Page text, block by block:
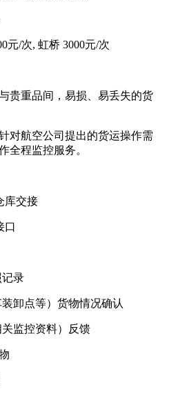
, 虹桥 3000元/次
贵重品间，易损、易丢失的货
对航空公司提出的货运操作需
全程监控服务。
库交接
口
录
卸点等）货物情况确认
监控资料）反馈